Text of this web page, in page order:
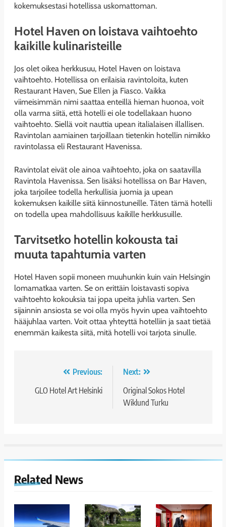
kokemuksestasi hotellissa uskomattoman.
Hotel Haven on loistava vaihtoehto
kaikille kulinaristeille
Jos olet oikea herkkusuu, Hotel Haven on loistava
vaihtoehto. Hotellissa on erilaisia ravintoloita, kuten
Restaurant Haven, Sue Ellen ja Fiasco. Vaikka
viimeisimmän nimi saattaa enteillä hieman huonoa, voit
olla varma siitä, että hotelli ei ole todellakaan huono
vaihtoehto. Siellä voit nauttia upean italialaisen illallisen.
Ravintolan aamiainen tarjoillaan tietenkin hotellin nimikko
ravintolassa eli Restaurant Havenissa.
Ravintolat eivät ole ainoa vaihtoehto, joka on saatavilla
Ravintola Havenissa. Sen lisäksi hotellissa on Bar Haven,
joka tarjoilee todella herkullisia juomia ja upean
kokemuksen kaikille siitä kiinnostuneille. Täten tämä hotelli
on todella upea mahdollisuus kaikille herkkusuille.
Tarvitsetko hotellin kokousta tai
muuta tapahtumia varten
Hotel Haven sopii moneen muuhunkin kuin vain Helsingin
lomamatkaa varten. Se on erittäin loistavasti sopiva
vaihtoehto kokouksia tai jopa upeita juhlia varten. Sen
sijainnin ansiosta se voi olla myös hyvin upea vaihtoehto
hääjuhlaa varten. Voit ottaa yhteyttä hotelliin ja saat tietää
enemmän kaikesta siitä, mitä hotelli voi tarjota sinulle.
Artikkelien
selaus
Previous:
GLO Hotel Art Helsinki
Next:
Original Sokos Hotel
Wiklund Turku
Related News